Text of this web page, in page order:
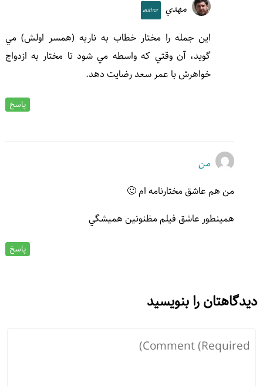
مهدي
اين جمله را مختار خطاب به ناريه (همسر اولش) مي
گويد، آن وقتي كه واسطه مي شود تا مختار به ازدواج
خواهرش با عمر سعد رضايت دهد.
پاسخ
من
من هم عاشق مختارنامه ام 🙂
همينطور عاشق فيلم مظنونين هميشگي
پاسخ
را بنویسید